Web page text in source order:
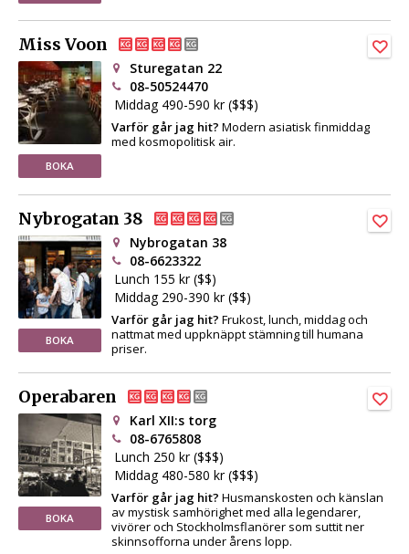
Miss Voon
BOKA
Sturegatan 22
08-50524470
Middag 490-590 kr ($$$)
Varför går jag hit? Modern asiatisk finmiddag
med kosmopolitisk air.
Nybrogatan 38
BOKA
Nybrogatan 38
08-6623322
Lunch 155 kr ($$)
Middag 290-390 kr ($$)
Varför går jag hit? Frukost, lunch, middag och
nattmat med uppknäppt stämning till humana
priser.
Operabaren
BOKA
Karl XII:s torg
08-6765808
Lunch 250 kr ($$$)
Middag 480-580 kr ($$$)
Varför går jag hit? Husmanskosten och känslan
av mystisk samhörighet med alla legendarer,
vivörer och Stockholmsflanörer som suttit ner
skinnsofforna under årens lopp.